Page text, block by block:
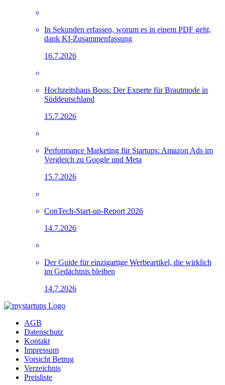
In Sekunden erfassen, worum es in einem PDF geht,
dank KI-Zusammenfassung
16.7.2026
Hochzeitshaus Boos: Der Experte für Brautmode in
Süddeutschland
15.7.2026
Performance Marketing für Startups: Amazon Ads im
Vergleich zu Google und Meta
15.7.2026
ConTech-Start-up-Report 2026
14.7.2026
Der Guide für einzigartige Werbeartikel, die wirklich
im Gedächtnis bleiben
14.7.2026
AGB
Datenschutz
Kontakt
Impressum
Vorsicht Betrug
Verzeichnis
Preisliste